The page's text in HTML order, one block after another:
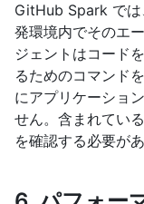
GitHub Spark では
発環境内でそのエ
ジェントはコード
るためのコマンド
にアプリケーショ
せん。含まれてい
を確認する必要があ